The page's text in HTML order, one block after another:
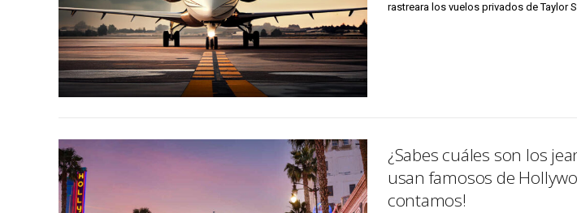
rastreara los vuelos privados de Taylor
¿Sabes cuáles son los
usan famosos de
contamos!